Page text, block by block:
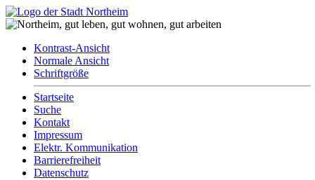
Kontrast-Ansicht
Normale Ansicht
Schriftgröße
Startseite
Suche
Kontakt
Impressum
Elektr. Kommunikation
Barrierefreiheit
Datenschutz